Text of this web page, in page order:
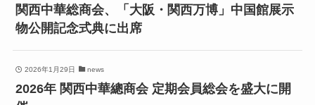
関西中華総商会、「大阪・関西万博」中国館展示
物公開記念式典に出席
2026年1月29日 news
2026年 関西中華總商会 定期会員総会を盛大に開